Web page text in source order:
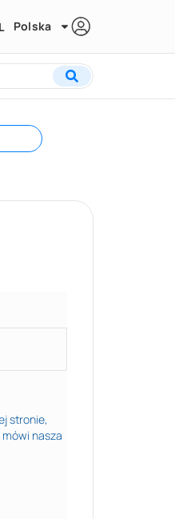
Polska
stronie,
nasza